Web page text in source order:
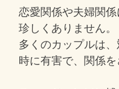
恋愛関係や夫婦関
珍しくありません。
多くのカップルは
時に有害で、関係